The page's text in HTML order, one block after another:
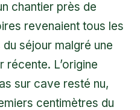
chantier près de
revenaient tous les
séjour malgré une
récente. L’origine
sur cave resté nu,
centimètres du